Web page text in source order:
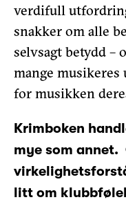
verdifull
snakker om alle
selvsagt betydd –
mange
for musikken
Krimboken
mye som
litt om